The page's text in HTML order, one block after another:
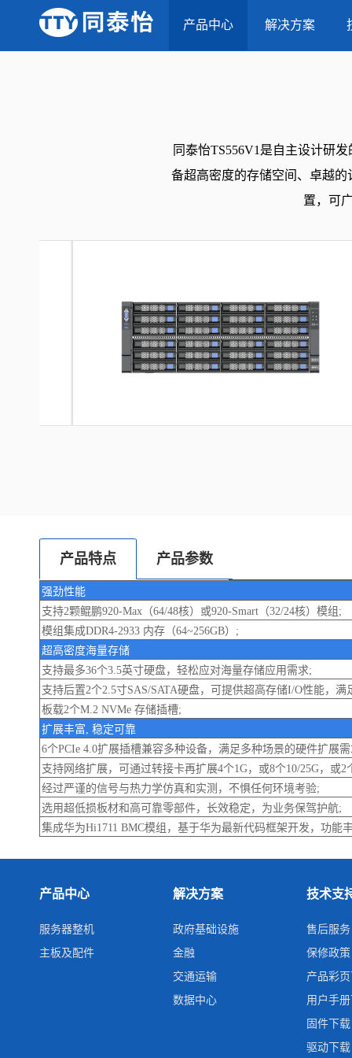
产品中心 解决方案
当前位置：首页-产品中心 TS556V1 双路存储服务器
同泰怡TS556V1是自主设计研
备超高密度的存储空间、卓越
置，可
产品特点 产品参数
强劲性能
支持2颗鲲鹏920-Max（64/48核）或920-Smart（32/24核）模组;
模组集成DDR4-2933 内存（64~256GB）;
超高密度海量存储
支持最多36个3.5英寸硬盘，轻松应对海量存储应用需求;
支持后置2个2.5寸SAS/SATA硬盘，可提供超高存储I/O性能，满
板载2个M.2 NVMe 存储插槽;
扩展丰富, 稳定可靠
6个PCIe 4.0扩展插槽兼容多种设备，满足多种场景的硬件扩展
支持网络扩展，可通过转接卡再扩展4个1G，或8个10/25G，或2
经过严谨的信号与热力学仿真和实测，不惧任何环境考验;
选用超低损板材和高可靠零部件，长效稳定，为业务保驾护航;
集成华为Hi1711 BMC模组，基于华为最新代码框架开发，功能
产品中心
服务器整机
主板及配件
解决方案
政府基础设施
金融
交通运输
数据中心
技术支
售后服务
保修政策
产品彩
用户手
固件下载
驱动下载